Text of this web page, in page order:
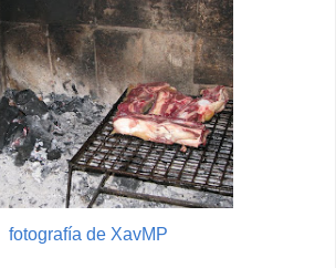
fotografía de XavMP